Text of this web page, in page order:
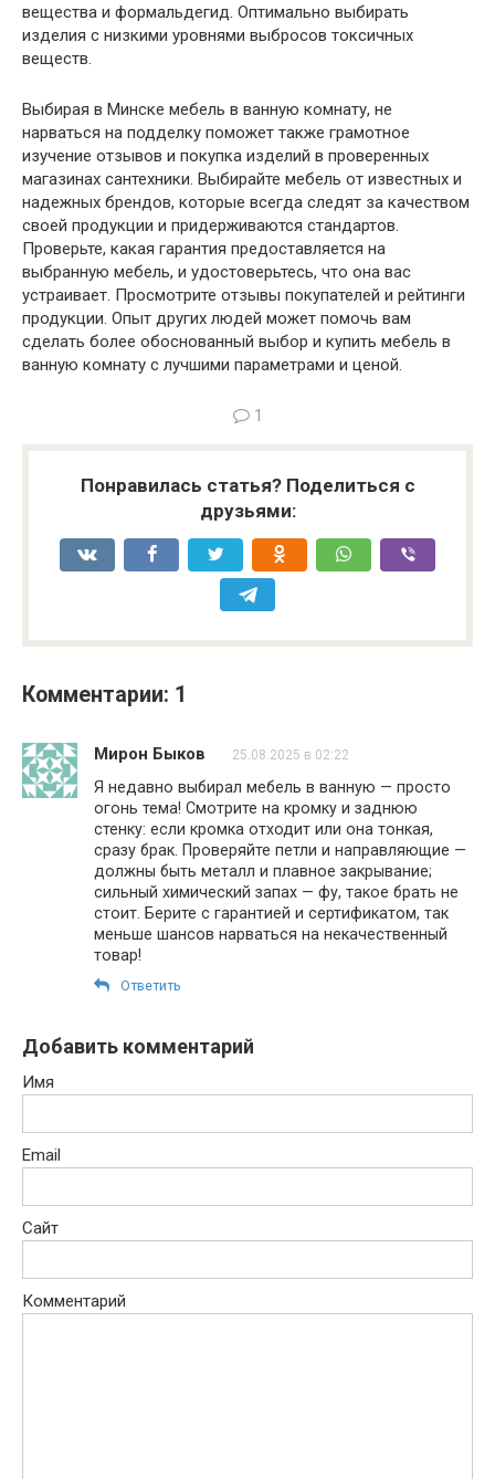
вещества и формальдегид. Оптимально выбирать
изделия с низкими уровнями выбросов токсичных
веществ.
Выбирая в Минске мебель в ванную комнату, не
нарваться на подделку поможет также грамотное
изучение отзывов и покупка изделий в проверенных
магазинах сантехники. Выбирайте мебель от известных и
надежных брендов, которые всегда следят за качеством
своей продукции и придерживаются стандартов.
Проверьте, какая гарантия предоставляется на
выбранную мебель, и удостоверьтесь, что она вас
устраивает. Просмотрите отзывы покупателей и рейтинги
продукции. Опыт других людей может помочь вам
сделать более обоснованный выбор и купить мебель в
ванную комнату с лучшими параметрами и ценой.
1
Понравилась статья? Поделиться с
друзьями:
Комментарии: 1
Мирон Быков 25.08.2025 в 02:22
Я недавно выбирал мебель в ванную — просто
огонь тема! Смотрите на кромку и заднюю
стенку: если кромка отходит или она тонкая,
сразу брак. Проверяйте петли и направляющие —
должны быть металл и плавное закрывание;
сильный химический запах — фу, такое брать не
стоит. Берите с гарантией и сертификатом, так
меньше шансов нарваться на некачественный
товар!
Ответить
Добавить комментарий
Имя
Email
Сайт
Комментарий